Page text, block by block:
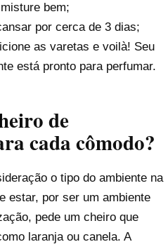
bem;
por cerca de 3 dias;
as varetas e voilà! Seu
está pronto para perfumar.
de
cada cômodo?
o tipo do ambiente na
estar, por ser um ambiente
pede um cheiro que
laranja ou canela. A